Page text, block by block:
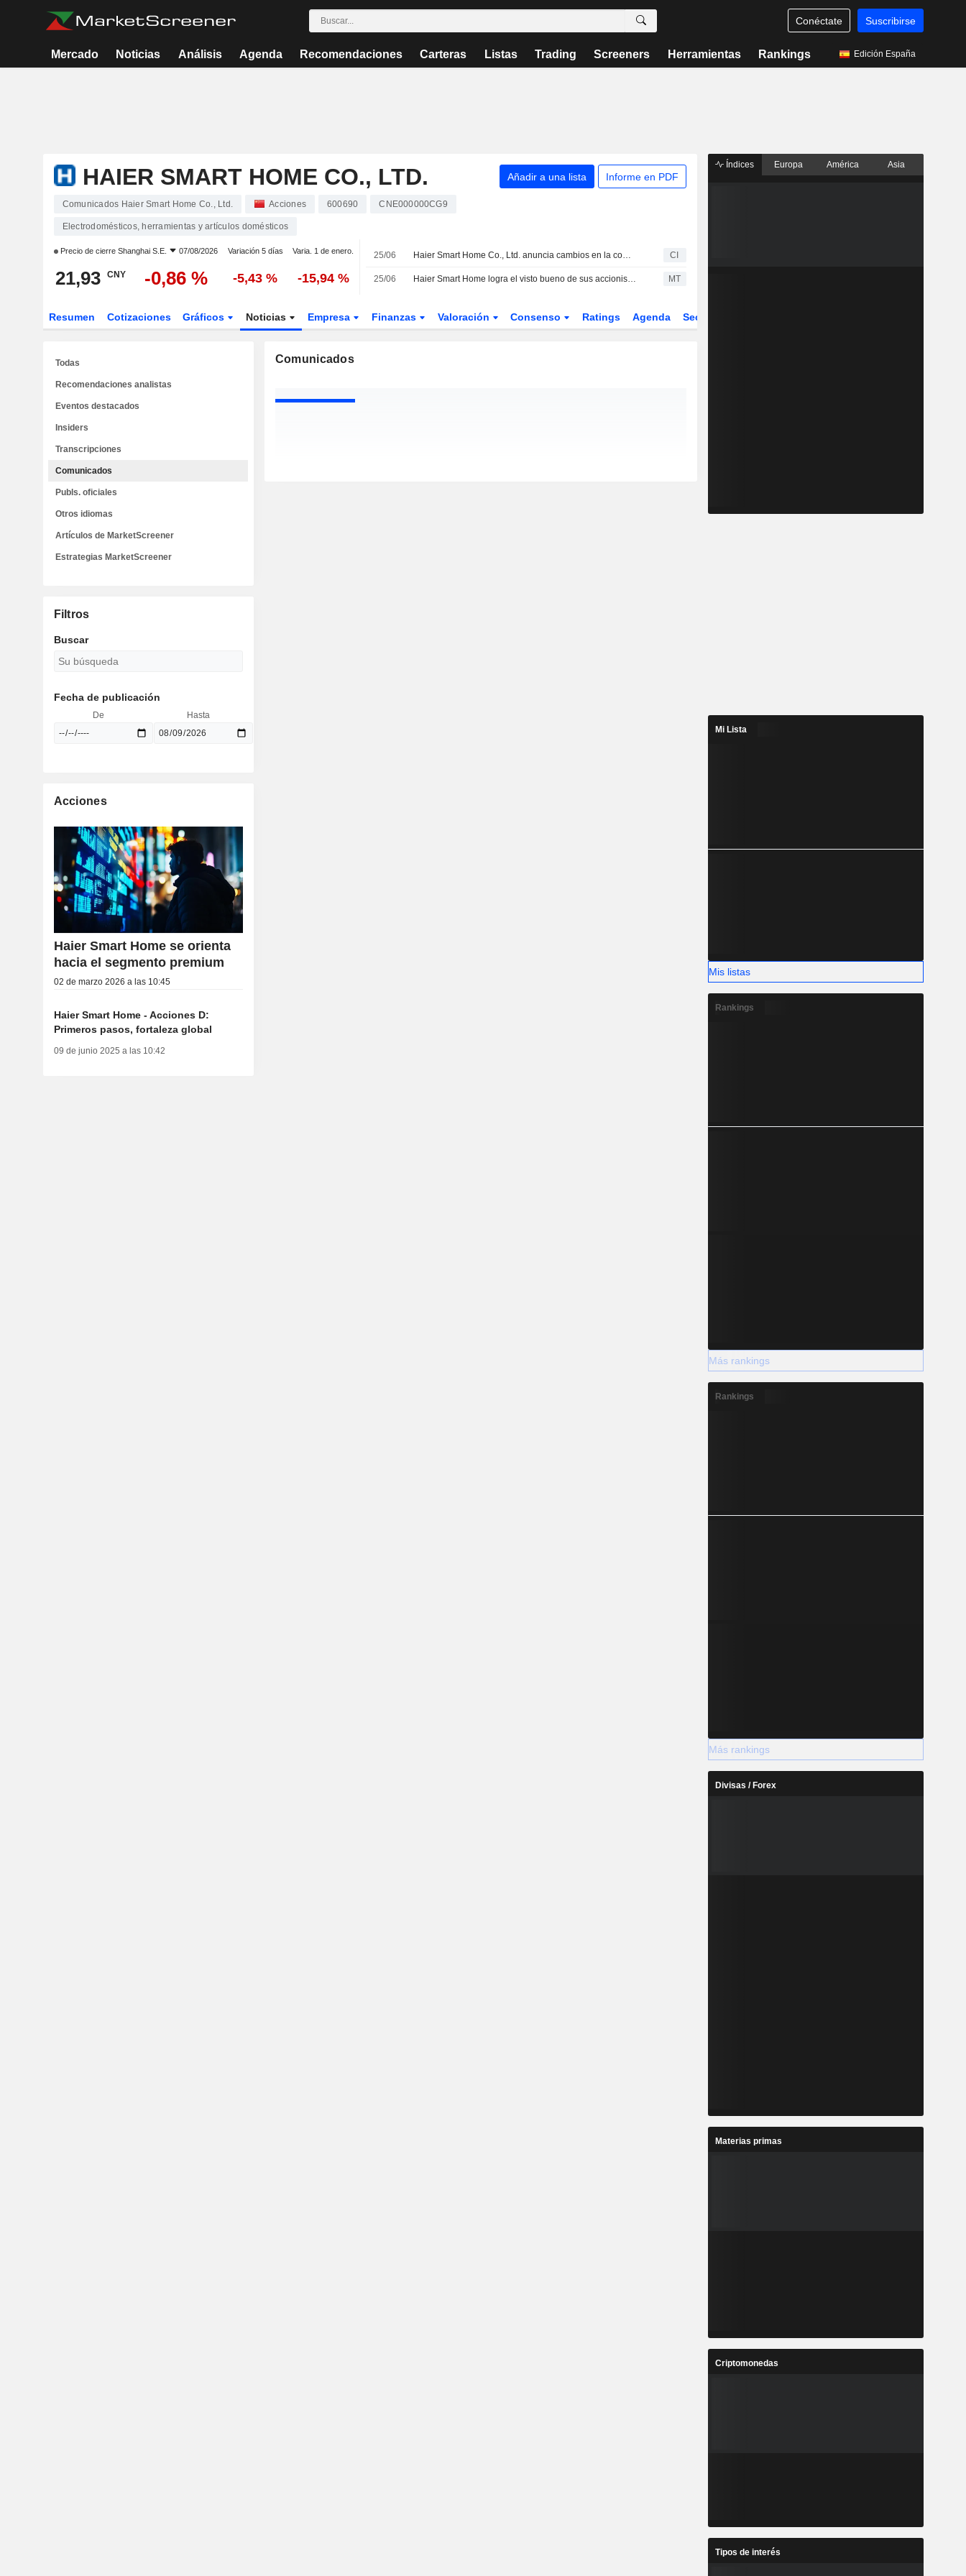
Conéctate Suscribirse
Mercado Noticias Análisis Agenda Recomendaciones Carteras Listas Trading Screeners Herramientas Rankings Edición España
HAIER SMART HOME CO., LTD. Añadir a una lista Informe en PDF
Comunicados Haier Smart Home Co., Ltd. Acciones 600690 CNE000000CG9
Electrodomésticos, herramientas y artículos domésticos
Precio de cierre Shanghai S.E. 07/08/2026 Variación 5 días Varia. 1 de enero.
21,93 CNY -0,86 % -5,43 % -15,94 %
25/06 Haier Smart Home Co., Ltd. anuncia cambios en la composición de las comisiones especiales del consejo de administración CI
25/06 Haier Smart Home logra el visto bueno de sus accionistas para amortizar acciones y autorizar recompras; el título sube un 4% MT
Resumen Cotizaciones Gráficos Noticias Empresa Finanzas Valoración Consenso Ratings Agenda Sector
Comunicados
Todas
Recomendaciones analistas
Eventos destacados
Insiders
Transcripciones
Comunicados
Publs. oficiales
Otros idiomas
Artículos de MarketScreener
Estrategias MarketScreener
Filtros
Buscar
Fecha de publicación
De Hasta
Acciones
Haier Smart Home se orienta
hacia el segmento premium
02 de marzo 2026 a las 10:45
Haier Smart Home - Acciones D:
Primeros pasos, fortaleza global
09 de junio 2025 a las 10:42
Índices Europa América Asia
Mi Lista
Mis listas
Rankings
Más rankings
Rankings
Más rankings
Divisas / Forex
Materias primas
Criptomonedas
Tipos de interés